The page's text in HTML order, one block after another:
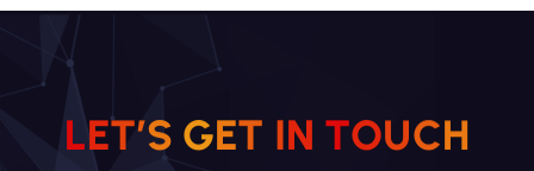
LET’S GET IN TOUCH